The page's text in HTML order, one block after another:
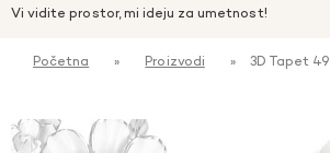
Vi vidite prostor, mi ideju za umetnost!
Početna » Proizvodi » 3D Tapet 49